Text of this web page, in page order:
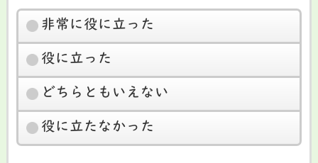
非常に役に立った
役に立った
どちらともいえない
役に立たなかった